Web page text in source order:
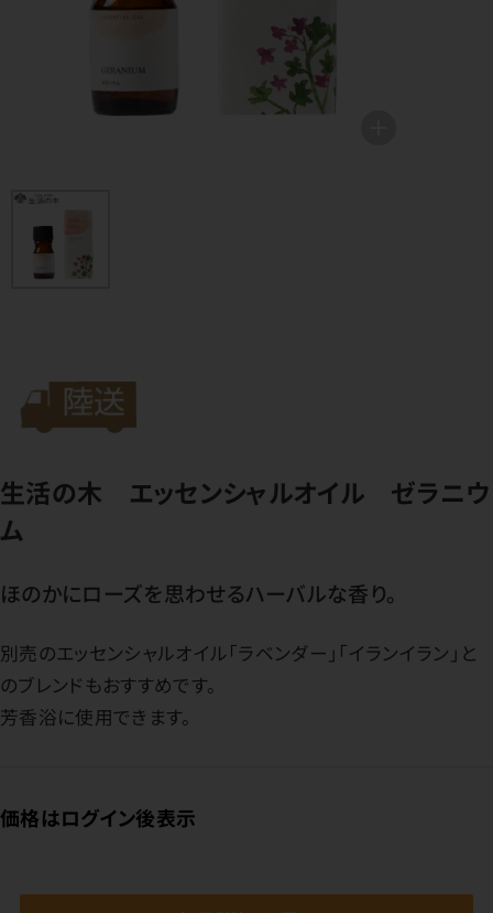
生活の木 エッセンシャルオイル ゼラニウ
ム
ほのかにローズを思わせるハーバルな香り。
別売のエッセンシャルオイル「ラベンダー」「イランイラン」と
のブレンドもおすすめです。
芳香浴に使用できます。
価格はログイン後表示